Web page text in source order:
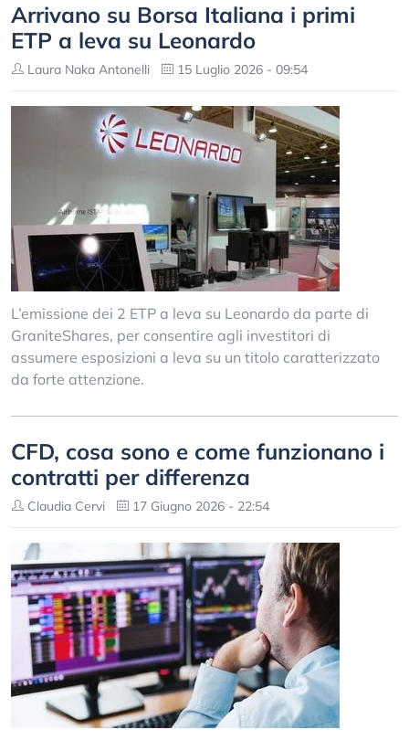
Arrivano su Borsa Italiana i primi
ETP a leva su Leonardo
Laura Naka Antonelli 15 Luglio 2026 - 09:54
L’emissione dei 2 ETP a leva su Leonardo da parte di
GraniteShares, per consentire agli investitori di
assumere esposizioni a leva su un titolo caratterizzato
da forte attenzione.
CFD, cosa sono e come funzionano i
contratti per differenza
Claudia Cervi 17 Giugno 2026 - 22:54